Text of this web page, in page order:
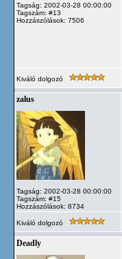
Tagság: 2002-03-28 00:00:00
Tagszám: #13
Hozzászólások: 7506
Kiváló dolgozó
zalus
Tagság: 2002-03-28 00:00:00
Tagszám: #15
Hozzászólások: 8734
Kiváló dolgozó
Deadly